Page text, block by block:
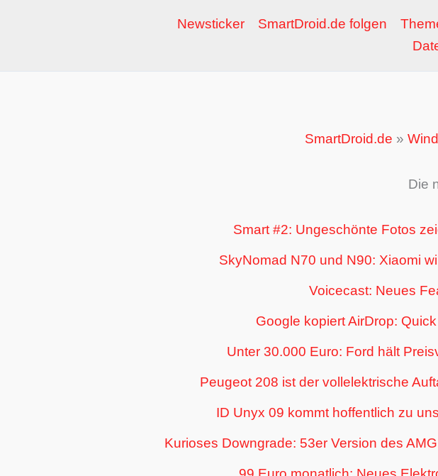
Newsticker SmartDroid.de folgen
SmartDroid.de »
Die
Smart #2: Ungeschönte Fotos
SkyNomad N70 und N90: Xiaomi
Voicecast: Neues
Google kopiert AirDrop:
Unter 30.000 Euro: Ford hält
Peugeot 208 ist der vollelektrische
ID Unyx 09 kommt hoffentlich zu
Kurioses Downgrade: 53er Version des